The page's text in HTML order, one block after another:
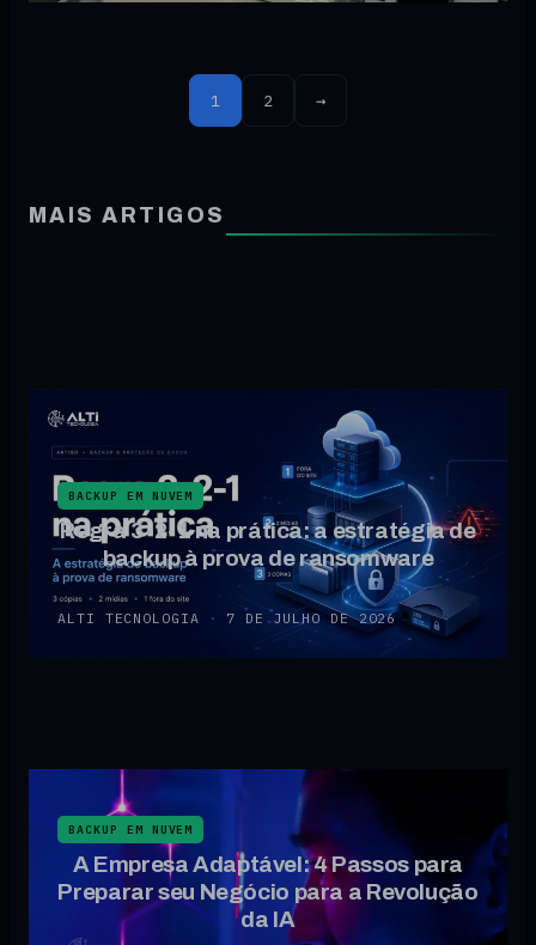
1 2 →
MAIS ARTIGOS
BACKUP EM NUVEM
Regra 3-2-1 na prática: a estratégia de
backup à prova de ransomware
ALTI TECNOLOGIA · 7 DE JULHO DE 2026
BACKUP EM NUVEM
A Empresa Adaptável: 4 Passos para
Preparar seu Negócio para a Revolução
da IA